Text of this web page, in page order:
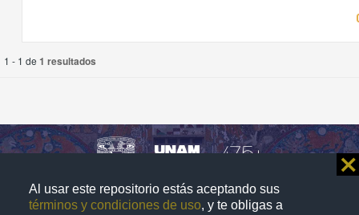
Al usar este repositorio estás aceptando sus
términos y condiciones de uso, y te obligas a
⨯
1 - 1 de 1 resultados
Repositorio Institucional de la
Universidad Nacional Autónoma de México